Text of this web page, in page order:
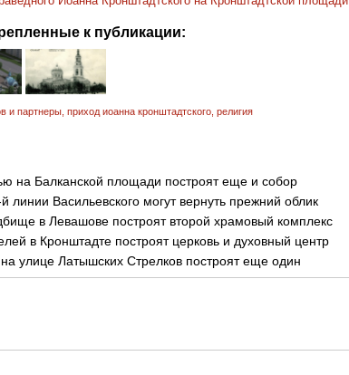
к публикации:
и партнеры приход иоанна кронштадтского религия
на Балканской площади построят еще и собор
линии Васильевского могут вернуть прежний облик
в Левашове построят второй храмовый комплекс
в Кронштадте построят церковь и духовный центр
улице Латышских Стрелков построят еще один